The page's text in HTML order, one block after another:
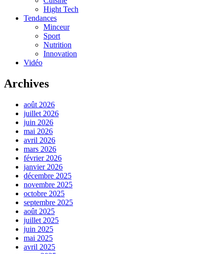
Hight Tech
Tendances
Minceur
Sport
Nutrition
Innovation
Vidéo
Archives
août 2026
juillet 2026
juin 2026
mai 2026
avril 2026
mars 2026
février 2026
janvier 2026
décembre 2025
novembre 2025
octobre 2025
septembre 2025
août 2025
juillet 2025
juin 2025
mai 2025
avril 2025